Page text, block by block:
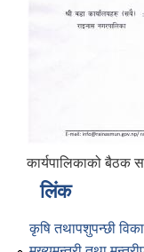
कार्यपालिकाको बैठक
लिंक
कृषि तथापशुपन्छी